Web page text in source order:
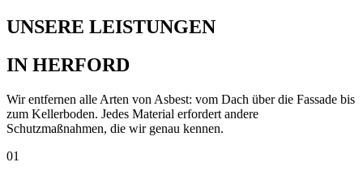
UNSERE LEISTUNGEN
IN HERFORD
Wir entfernen alle Arten von Asbest: vom Dach über die Fassade bis
zum Kellerboden. Jedes Material erfordert andere
Schutzmaßnahmen, die wir genau kennen.
01